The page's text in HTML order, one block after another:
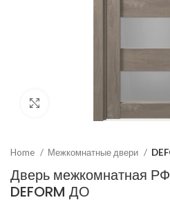
Home Межкомнатные двери
Дверь межкомнатная
DEFORM ДО